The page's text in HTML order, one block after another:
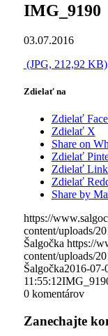
IMG_9190
03.07.2016
(JPG, 212,92 KB)
Zdielať na
Zdielať
Zdielať X
Share on
Zdielať
Zdielať
Zdielať
Share by
https://
content/uploads/
Šalgočka https://
content/uploads/
Šalgočka2016-07-
11:55:12
0 komentárov
Zanechajte